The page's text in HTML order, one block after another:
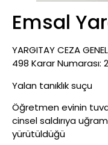
Emsal
YARGITAY CEZA
498 Karar Numarası:
Yalan tanıklık suçu
Öğretmen evinin
cinsel saldırıya
yürütüldüğü